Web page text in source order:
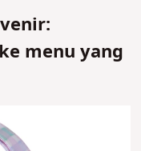
menu yang